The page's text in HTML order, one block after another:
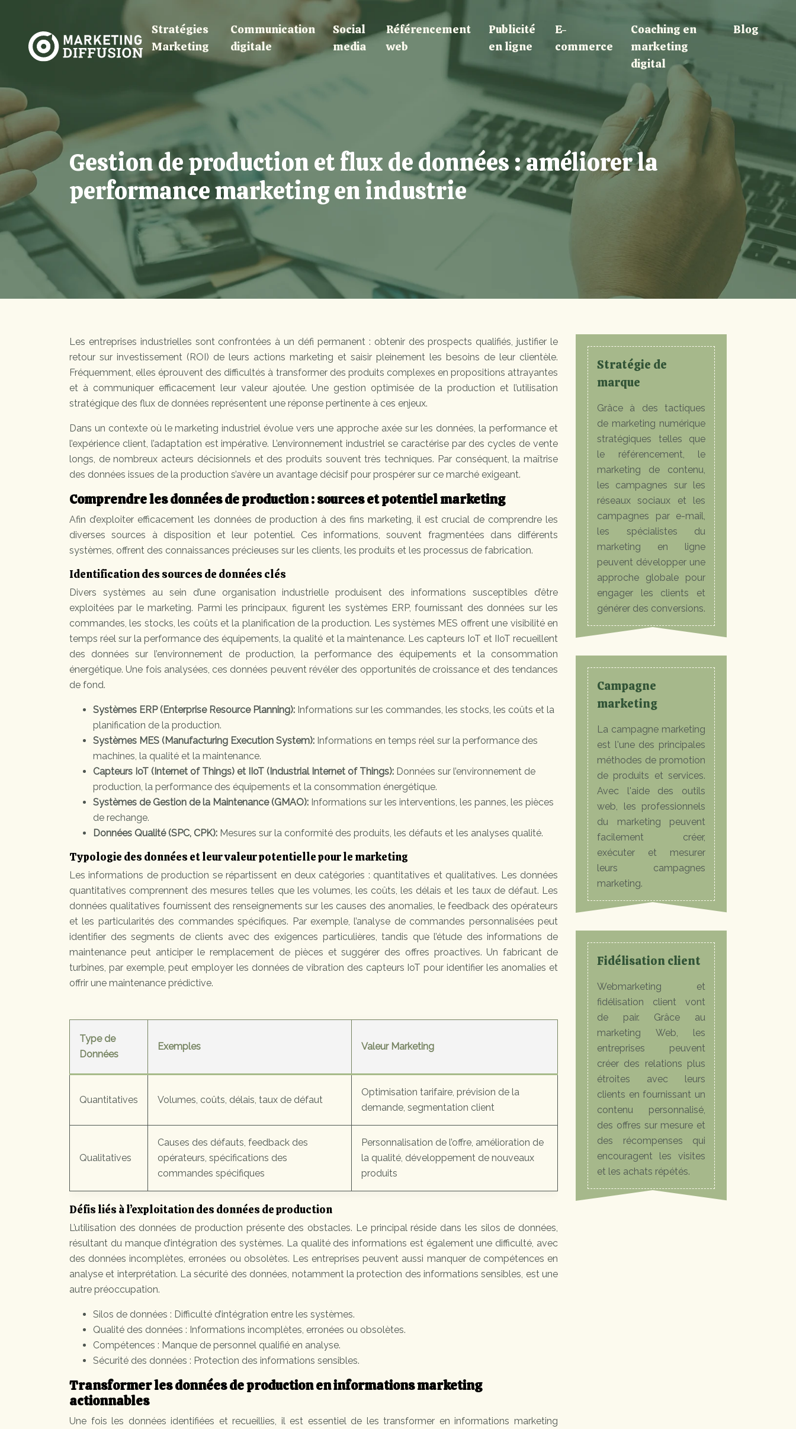
Stratégies
Marketing
Communication
digitale
Social
media
Référencement
web
Publicité
en ligne
E-
commerce
Coaching en
marketing
digital
Blog
Gestion de production et flux de données : améliorer la
performance marketing en industrie
Les entreprises industrielles sont confrontées à un défi permanent : obtenir des prospects qualifiés, justifier le
retour sur investissement (ROI) de leurs actions marketing et saisir pleinement les besoins de leur clientèle.
Fréquemment, elles éprouvent des difficultés à transformer des produits complexes en propositions attrayantes
et à communiquer efficacement leur valeur ajoutée. Une gestion optimisée de la production et l’utilisation
stratégique des flux de données représentent une réponse pertinente à ces enjeux.
Dans un contexte où le marketing industriel évolue vers une approche axée sur les données, la performance et
l’expérience client, l’adaptation est impérative. L’environnement industriel se caractérise par des cycles de vente
longs, de nombreux acteurs décisionnels et des produits souvent très techniques. Par conséquent, la maîtrise
des données issues de la production s’avère un avantage décisif pour prospérer sur ce marché exigeant.
Comprendre les données de production : sources et potentiel marketing
Afin d’exploiter efficacement les données de production à des fins marketing, il est crucial de comprendre les
diverses sources à disposition et leur potentiel. Ces informations, souvent fragmentées dans différents
systèmes, offrent des connaissances précieuses sur les clients, les produits et les processus de fabrication.
Identification des sources de données clés
Divers systèmes au sein d’une organisation industrielle produisent des informations susceptibles d’être
exploitées par le marketing. Parmi les principaux, figurent les systèmes ERP, fournissant des données sur les
commandes, les stocks, les coûts et la planification de la production. Les systèmes MES offrent une visibilité en
temps réel sur la performance des équipements, la qualité et la maintenance. Les capteurs IoT et IIoT recueillent
des données sur l’environnement de production, la performance des équipements et la consommation
énergétique. Une fois analysées, ces données peuvent révéler des opportunités de croissance et des tendances
de fond.
Systèmes ERP (Enterprise Resource Planning): Informations sur les commandes, les stocks, les coûts et la
planification de la production.
Systèmes MES (Manufacturing Execution System): Informations en temps réel sur la performance des
machines, la qualité et la maintenance.
Capteurs IoT (Internet of Things) et IIoT (Industrial Internet of Things): Données sur l’environnement de
production, la performance des équipements et la consommation énergétique.
Systèmes de Gestion de la Maintenance (GMAO): Informations sur les interventions, les pannes, les pièces
de rechange.
Données Qualité (SPC, CPK): Mesures sur la conformité des produits, les défauts et les analyses qualité.
Typologie des données et leur valeur potentielle pour le marketing
Les informations de production se répartissent en deux catégories : quantitatives et qualitatives. Les données
quantitatives comprennent des mesures telles que les volumes, les coûts, les délais et les taux de défaut. Les
données qualitatives fournissent des renseignements sur les causes des anomalies, le feedback des opérateurs
et les particularités des commandes spécifiques. Par exemple, l’analyse de commandes personnalisées peut
identifier des segments de clients avec des exigences particulières, tandis que l’étude des informations de
maintenance peut anticiper le remplacement de pièces et suggérer des offres proactives. Un fabricant de
turbines, par exemple, peut employer les données de vibration des capteurs IoT pour identifier les anomalies et
offrir une maintenance prédictive.
Type de
Données
Exemples Valeur Marketing
Quantitatives Volumes, coûts, délais, taux de défaut
Optimisation tarifaire, prévision de la
demande, segmentation client
Qualitatives
Causes des défauts, feedback des
opérateurs, spécifications des
commandes spécifiques
Personnalisation de l’offre, amélioration de
la qualité, développement de nouveaux
produits
Défis liés à l’exploitation des données de production
L’utilisation des données de production présente des obstacles. Le principal réside dans les silos de données,
résultant du manque d’intégration des systèmes. La qualité des informations est également une difficulté, avec
des données incomplètes, erronées ou obsolètes. Les entreprises peuvent aussi manquer de compétences en
analyse et interprétation. La sécurité des données, notamment la protection des informations sensibles, est une
autre préoccupation.
Silos de données : Difficulté d’intégration entre les systèmes.
Qualité des données : Informations incomplètes, erronées ou obsolètes.
Compétences : Manque de personnel qualifié en analyse.
Sécurité des données : Protection des informations sensibles.
Transformer les données de production en informations marketing
actionnables
Une fois les données identifiées et recueillies, il est essentiel de les transformer en informations marketing
Stratégie de
marque
Grâce à des tactiques
de marketing numérique
stratégiques telles que
le référencement, le
marketing de contenu,
les campagnes sur les
réseaux sociaux et les
campagnes par e-mail,
les spécialistes du
marketing en ligne
peuvent développer une
approche globale pour
engager les clients et
générer des conversions.
Campagne
marketing
La campagne marketing
est l'une des principales
méthodes de promotion
de produits et services.
Avec l'aide des outils
web, les professionnels
du marketing peuvent
facilement créer,
exécuter et mesurer
leurs campagnes
marketing.
Fidélisation client
Webmarketing et
fidélisation client vont
de pair. Grâce au
marketing Web, les
entreprises peuvent
créer des relations plus
étroites avec leurs
clients en fournissant un
contenu personnalisé,
des offres sur mesure et
des récompenses qui
encouragent les visites
et les achats répétés.